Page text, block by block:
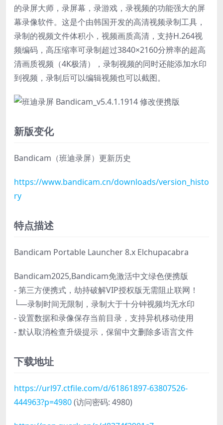
的录屏大师，录屏幕，录游戏，录视频的功能强大的屏
幕录像软件。这是个由韩国开发的高清视频录制工具，
录制的视频文件体积小，视频画质高清，支持H.264视
频编码，高压缩率可录制超过3840×2160分辨率的超高
清画质视频（4K极清），录制视频的同时还能添加水印
到视频，录制后可以编辑视频也可以截图。
新版变化
Bandicam（班迪录屏）更新历史
https://www.bandicam.cn/downloads/version_histo
ry
特点描述
Bandicam Portable Launcher 8.x Elchupacabra
Bandicam2025,Bandicam免激活中文绿色便携版
- 第三方便携式，劫持破解VIP授权版无需阻止联网！
└—录制时间无限制，录制大于十分钟视频均无水印
- 设置数据和录像保存当前目录，支持异机移动使用
- 默认取消检查升级提示，保留中文删除多语言文件
下载地址
https://url97.ctfile.com/d/61861897-63807526-
444963?p=4980(访问密码: 4980)